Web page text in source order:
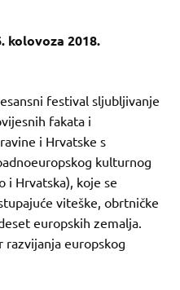
kolovoza 2018.
festival sljubljivanje
fakata i
i Hrvatske s
kulturnog
i Hrvatska), koje se
viteške, obrtničke
europskih zemalja.
europskog